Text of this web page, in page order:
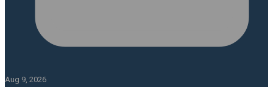
Aug 9, 2026